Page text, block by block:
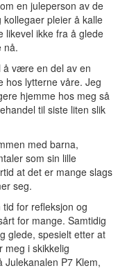
en juleperson av de
pleier å kalle
likevel ikke fra å glede
nå.
å være en del av en
hos lytterne våre. Jeg
hjemme hos meg så
til siste liten slik
med barna,
som sin lille
at det er mange slags
seg.
for refleksjon og
for mange. Samtidig
glede, spesielt etter at
meg i skikkelig
Julekanalen P7 Klem,